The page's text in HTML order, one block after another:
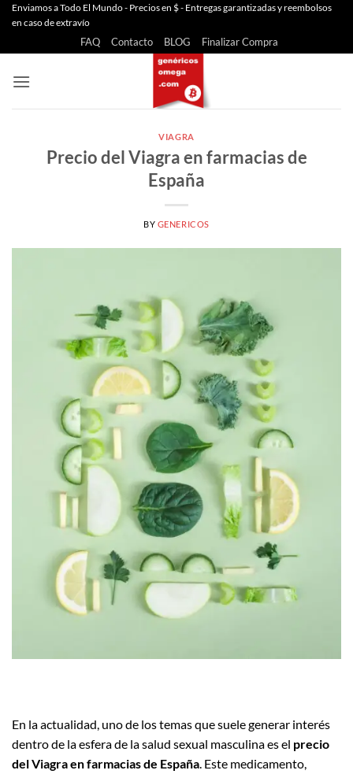
Saltar
Enviamos a Todo El Mundo - Precios en $ - Entregas garantizadas y reembolsos
en caso de extravío
FAQ Contacto BLOG Finalizar Compra
VIAGRA
Precio del Viagra en farmacias de
España
BY GENERICOS
En la actualidad, uno de los temas que suele generar interés
dentro de la esfera de la salud sexual masculina es el precio
del Viagra en farmacias de España . Este medicamento,